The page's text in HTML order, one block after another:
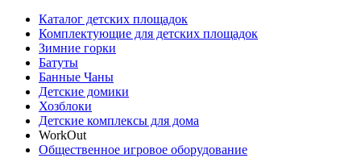
Каталог детских площадок
Комплектующие для детских площадок
Зимние горки
Батуты
Банные Чаны
Детские домики
Хозблоки
Детские комплексы для дома
WorkOut
Общественное игровое оборудование